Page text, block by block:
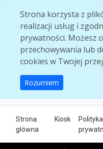
Strona korzysta z
realizacji usług i
prywatności. Możesz
przechowywania lub
cookies w Twojej
Rozumiem
Strona
główna
Kiosk
Polityka